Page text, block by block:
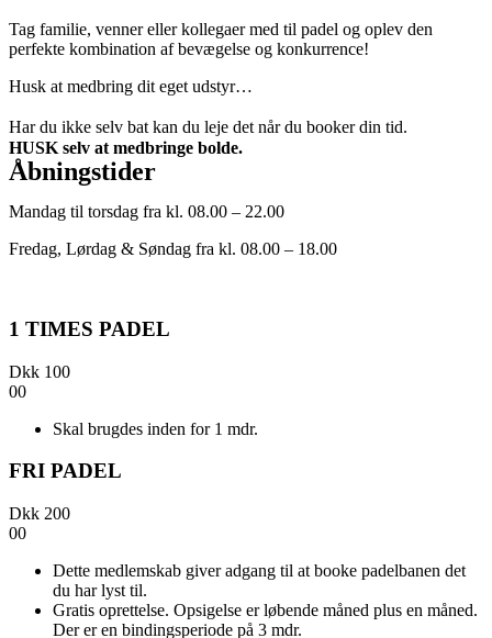
Tag familie, venner eller kollegaer med til padel og oplev den
perfekte kombination af bevægelse og konkurrence!
Husk at medbring dit eget udstyr…
Har du ikke selv bat kan du leje det når du booker din tid.
HUSK selv at medbringe bolde.
Åbningstider
Mandag til torsdag fra kl. 08.00 – 22.00
Fredag, Lørdag & Søndag fra kl. 08.00 – 18.00
1 TIMES PADEL
Dkk 100
00
Skal brugdes inden for 1 mdr.
FRI PADEL
Dkk 200
00
Dette medlemskab giver adgang til at booke padelbanen det
du har lyst til.
Gratis oprettelse. Opsigelse er løbende måned plus en måned.
Der er en bindingsperiode på 3 mdr.